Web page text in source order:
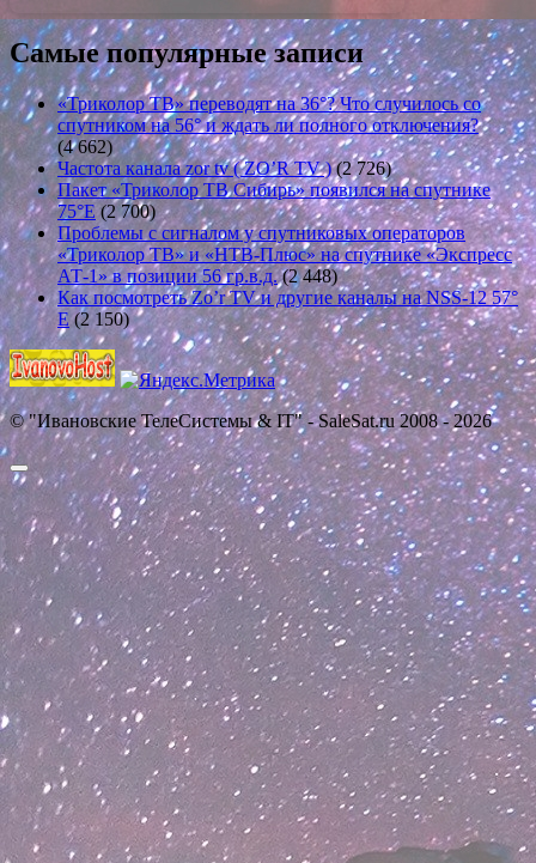
Самые популярные записи
«Триколор ТВ» переводят на 36°? Что случилось со
спутником на 56° и ждать ли полного отключения?
(4 662)
Частота канала zor tv ( ZO’R TV ) (2 726)
Пакет «Триколор ТВ Сибирь» появился на спутнике
75°E (2 700)
Проблемы с сигналом у спутниковых операторов
«Триколор ТВ» и «НТВ-Плюс» на спутнике «Экспресс
АТ-1» в позиции 56 гр.в.д. (2 448)
Как посмотреть Zo’r TV и другие каналы на NSS-12 57°
E (2 150)
© "Ивановские ТелеСистемы & IT" - SaleSat.ru 2008 - 2026
Прокрутить
вверх